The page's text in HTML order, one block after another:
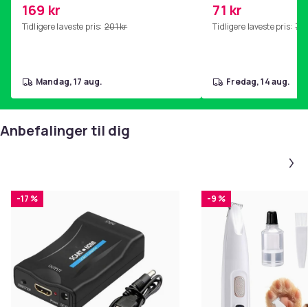
hjemmegymnastikk Pink
169 kr
Tidligere laveste pris: 201 kr
mandag, 17 aug.
71 kr
Tidligere laveste pris: 76
fredag, 14 aug.
Anbefalinger til dig
-17 % -9 %